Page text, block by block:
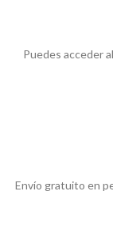
Puedes acceder
Envío gratuito en